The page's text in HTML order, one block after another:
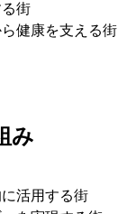
街
健康を支える街
み
活用する街